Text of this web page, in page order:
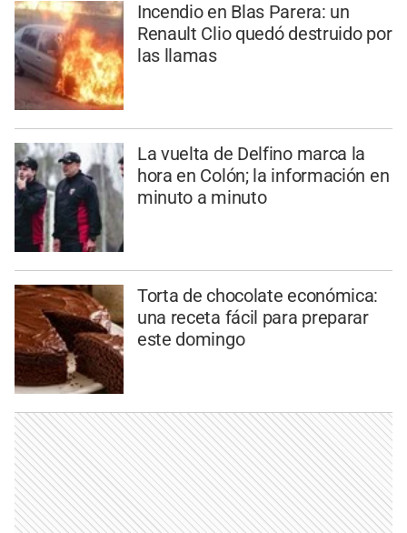
Incendio en Blas Parera: un
Renault Clio quedó destruido por
las llamas
La vuelta de Delfino marca la
hora en Colón; la información en
minuto a minuto
Torta de chocolate económica:
una receta fácil para preparar
este domingo